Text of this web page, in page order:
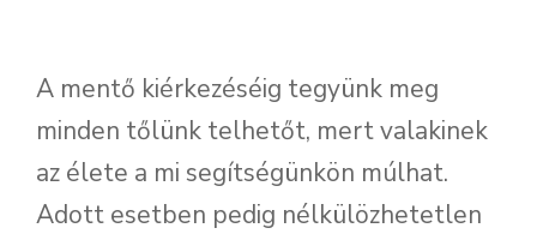
A mentő kiérkezéséig tegyünk meg
minden tőlünk telhetőt, mert valakinek
az élete a mi segítségünkön múlhat.
Adott esetben pedig nélkülözhetetlen